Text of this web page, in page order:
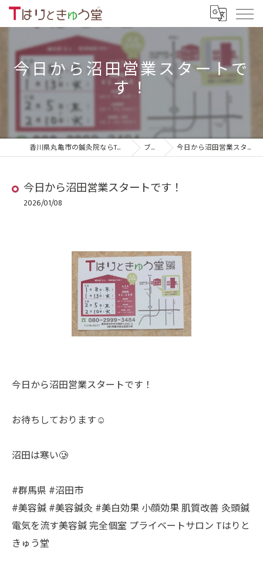
今日から沼田営業スタートで
す！
香川県丸亀市の鍼灸院ならTはりときゅう堂 ブログ 今日から沼田営業スタートです！
今日から沼田営業スタートです！
2026/01/08
今日から沼田営業スタートです！
お待ちしております☺️
沼田は寒い🥲
#群馬県 #沼田市
#美容鍼 #美容鍼灸 #美白効果 小顔効果 肌質改善 灸頭鍼
電気を流す美容鍼 完全個室 プライベートサロン Tはりと
きゅう堂